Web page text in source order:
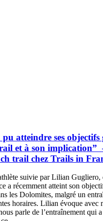
atteindre ses objectifs
et à son
trail chez Trails in
suivie par Lilian Gugliero,
a récemment atteint son
les Dolomites, malgré un
horaires. Lilian évoque avec
parle de l’entraînement qui